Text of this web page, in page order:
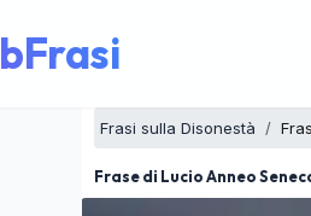
bFrasi
Frasi sulla Disonestà
Frase di Lucio Anneo